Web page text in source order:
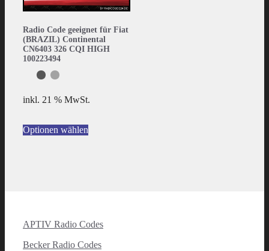
Radio Code geeignet für Fiat
(BRAZIL) Continental
CN6403 326 CQI HIGH
100223494
inkl. 21 % MwSt.
Optionen wählen
APTIV Radio Codes
Becker Radio Codes